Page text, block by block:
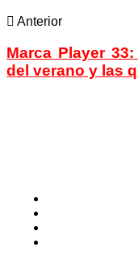
Anterior
Marca Player
del verano y las